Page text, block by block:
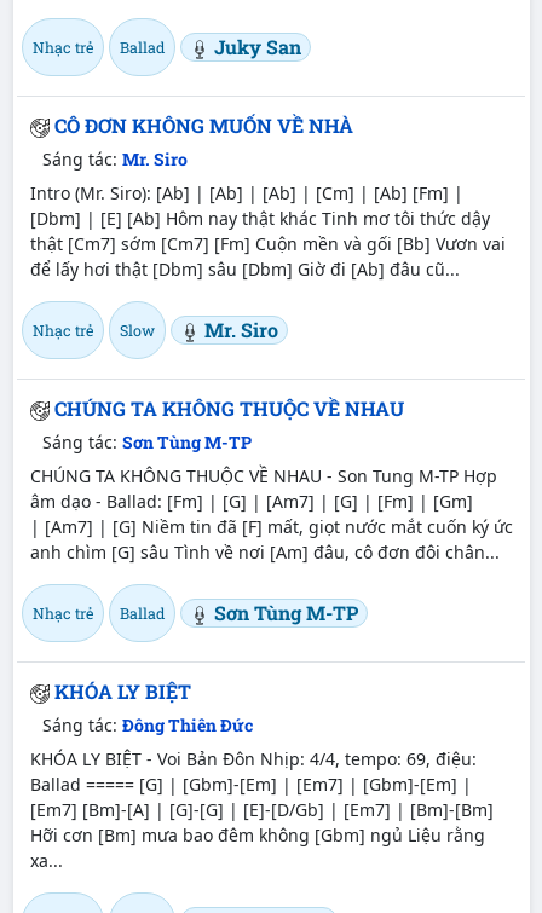
Nhạc trẻ Ballad Juky San
CÔ ĐƠN KHÔNG MUỐN VỀ NHÀ
Sáng tác: Mr. Siro
Intro (Mr. Siro): [Ab] | [Ab] | [Ab] | [Cm] | [Ab] [Fm] |
[Dbm] | [E] [Ab] Hôm nay thật khác Tinh mơ tôi thức dậy
thật [Cm7] sớm [Cm7] [Fm] Cuộn mền và gối [Bb] Vươn vai
để lấy hơi thật [Dbm] sâu [Dbm] Giờ đi [Ab] đâu cũ...
Nhạc trẻ Slow Mr. Siro
CHÚNG TA KHÔNG THUỘC VỀ NHAU
Sáng tác: Sơn Tùng M-TP
CHÚNG TA KHÔNG THUỘC VỀ NHAU - Son Tung M-TP Hợp
âm dạo - Ballad: [Fm] | [G] | [Am7] | [G] | [Fm] | [Gm]
| [Am7] | [G] Niềm tin đã [F] mất, giọt nước mắt cuốn ký ức
anh chìm [G] sâu Tình về nơi [Am] đâu, cô đơn đôi chân...
Nhạc trẻ Ballad Sơn Tùng M-TP
KHÓA LY BIỆT
Sáng tác: Đông Thiên Đức
KHÓA LY BIỆT - Voi Bản Đôn Nhịp: 4/4, tempo: 69, điệu:
Ballad ===== [G] | [Gbm]-[Em] | [Em7] | [Gbm]-[Em] |
[Em7] [Bm]-[A] | [G]-[G] | [E]-[D/Gb] | [Em7] | [Bm]-[Bm]
Hỡi cơn [Bm] mưa bao đêm không [Gbm] ngủ Liệu rằng
xa...